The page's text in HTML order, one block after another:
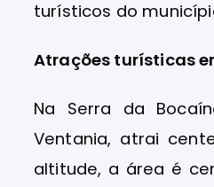
turísticos do
Atrações turísticas
Na Serra da
Ventania, atrai
altitude, a área é